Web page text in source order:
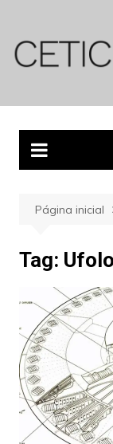
conteúdo
Página inicial
Tag: